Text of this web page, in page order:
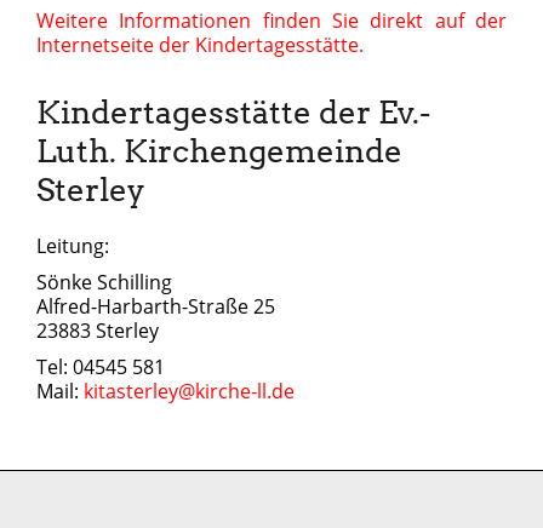
Weitere Informationen finden Sie direkt auf der
Internetseite der Kindertagesstätte.
Kindertagesstätte der Ev.-
Luth. Kirchengemeinde
Sterley
Leitung:
Sönke Schilling
Alfred-Harbarth-Straße 25
23883 Sterley
Tel: 04545 581
Mail: kitasterley@kirche-ll.de